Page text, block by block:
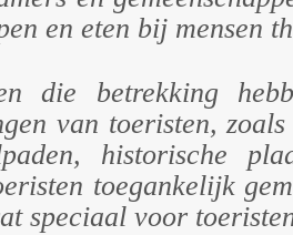
en eten bij mensen
die betrekking
van toeristen,
historische
toegankelijk
speciaal voor